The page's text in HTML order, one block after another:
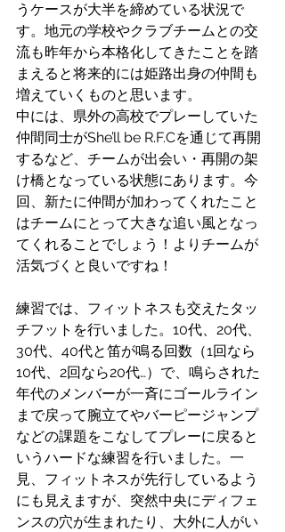
うケースが大半を締めている状況で
す。地元の学校やクラブチームとの交
流も昨年から本格化してきたことを踏
まえると将来的には姫路出身の仲間も
増えていくものと思います。
中には、県外の高校でプレーしていた
仲間同士がShe’ll be R.F.Cを通じて再開
するなど、チームが出会い・再開の架
け橋となっている状態にあります。今
回、新たに仲間が加わってくれたこと
はチームにとって大きな追い風となっ
てくれることでしょう！よりチームが
活気づくと良いですね！
練習では、フィットネスも交えたタッ
チフットを行いました。10代、20代、
30代、40代と笛が鳴る回数（1回なら
10代、2回なら20代…）で、鳴らされた
年代のメンバーが一斉にゴールライン
まで戻って腕立てやバーピージャンプ
などの課題をこなしてプレーに戻ると
いうハードな練習を行いました。一
見、フィットネスが先行しているよう
にも見えますが、突然中央にディフェ
ンスの穴が生まれたり、大外に人がい